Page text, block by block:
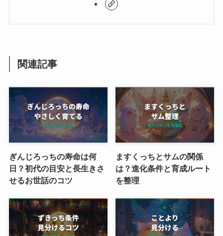
関連記事
ぎんじろっちの寿命は何
日？初代の目安と長生きさ
せるお世話のコツ
ますくっちとサムの関係
は？進化条件と育成ルート
を整理